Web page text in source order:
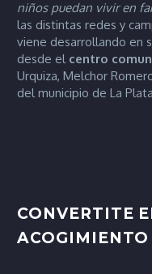
niños puedan vivir en
las distintas redes y
viene desarrollando en
desde el centro
Urquiza, Melchor
del municipio de La
CONVERTITE
ACOGIMIENTO